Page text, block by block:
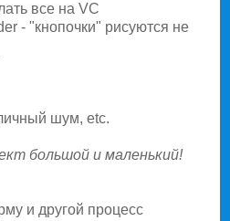
все на VC
- "кнопочки" рисуются не
шум, etc.
большой и маленький!
и дpугой пpоцесс